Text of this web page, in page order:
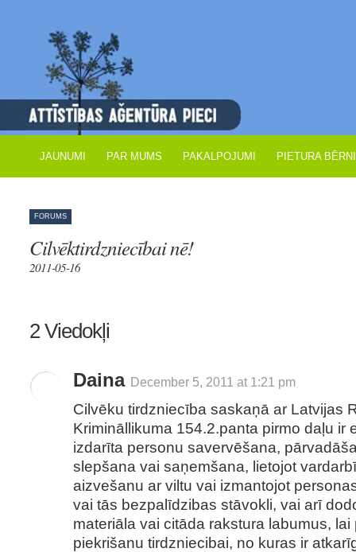
JAUNUMI PAR MUMS PAKALPOJUMI PIETURA
FORUMS
Cilvēktirdzniecībai nē!
2011-05-16
2 Viedokļi
Daina December 5, 2011 at 1:21 pm
Cilvēku tirdzniecība saskaņā ar Latvijas
Krimināllikuma 154.2.panta pirmo daļu ir
izdarīta personu savervēšana,
slepšana vai saņemšana, lietojot
aizvešanu ar viltu vai izmantojot
vai tās bezpalīdzibas stāvokli, vai arī
materiāla vai citāda rakstura labumus,
piekrišanu tirdzniecibai, no kuras ir